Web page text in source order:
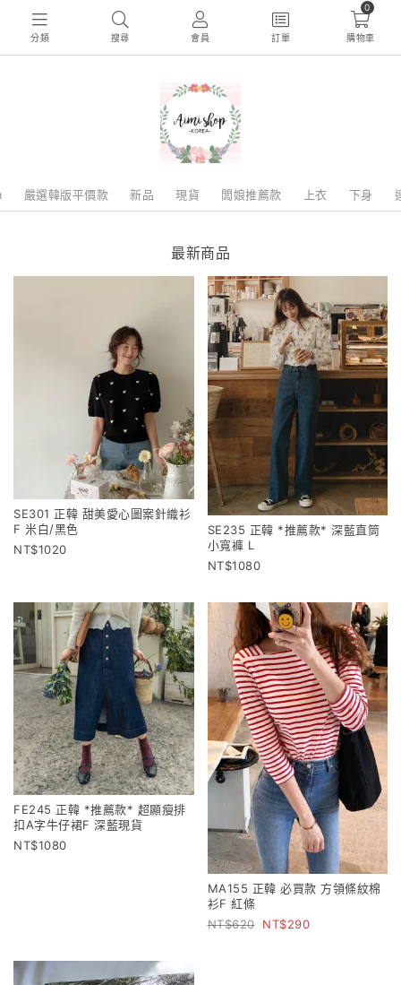
分類 搜尋 會員 訂單
0
購物車
嚴選韓版平價款 新品 現貨 闆娘推薦款 上衣 下身
最新商品
SE301 正韓 甜美愛心圖案針織衫
F 米白/黑色
1020
SE235 正韓 *推薦款* 深藍直筒
小寬褲 L
1080
FE245 正韓 *推薦款* 超顯瘦排
扣A字牛仔裙F 深藍現貨
1080
MA155 正韓 必買款 方領條紋棉
衫F 紅條
620
290